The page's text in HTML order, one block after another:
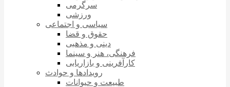
سرگرمی
ورزشی
سیاسی و اجتماعی
حقوق و قضا
دینی و مذهبی
فرهنگی، هنر و سینما
کارآفرینی و بازاریابی
رویدادها و حوادث
طبیعت و حیوانات